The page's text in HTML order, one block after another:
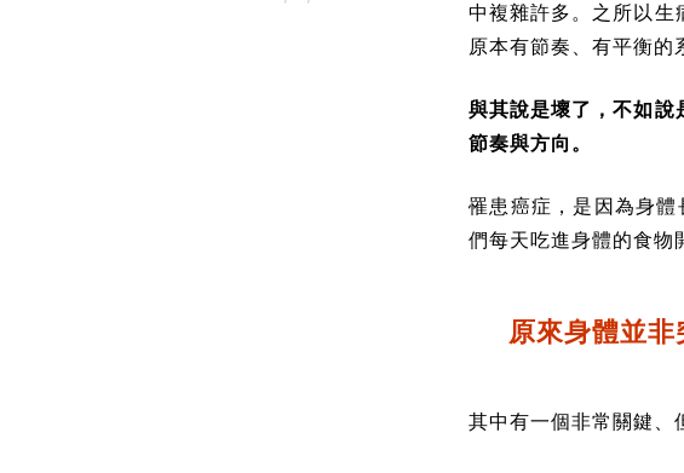
中複雜許多。之所以生
原本有節奏、有平衡的
與其說是壞了，不如說
節奏與方向。
罹患癌症，是因為身
們每天吃進身體的食物
原來身體並非
其中有一個非常關鍵、